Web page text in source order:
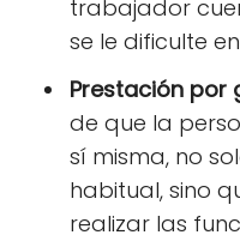
trabajador
se le dificulte
Prestación por
de que la
sí misma, no
habitual, sino
realizar las